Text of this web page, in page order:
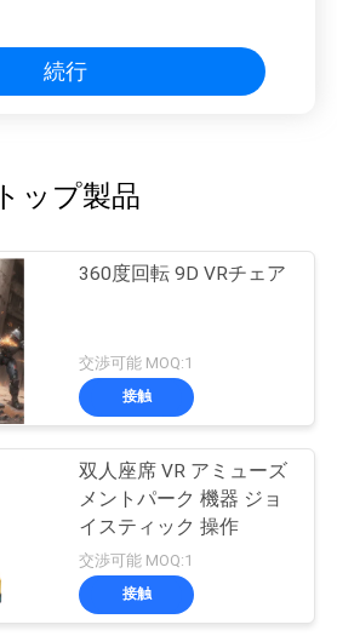
続行
トップ製品
360度回転 9D VRチェア
交渉可能 MOQ:1
接触
双人座席 VR アミューズ
メントパーク 機器 ジョ
イスティック 操作
交渉可能 MOQ:1
接触